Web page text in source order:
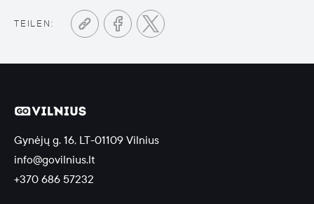
TEILEN:
Gynėjų g. 16, LT-01109 Vilnius
info@govilnius.lt
+370 686 57232